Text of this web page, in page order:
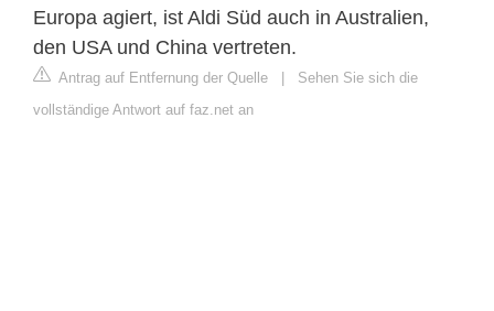
Europa agiert, ist Aldi Süd auch in Australien,
den USA und China vertreten.
Antrag auf Entfernung der Quelle | Sehen Sie sich die
vollständige Antwort auf faz.net an